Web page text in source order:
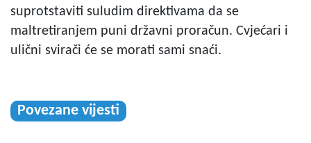
suprotstaviti suludim direktivama da se
maltretiranjem puni državni proračun. Cvjećari i
ulični svirači će se morati sami snaći.
Povezane vijesti